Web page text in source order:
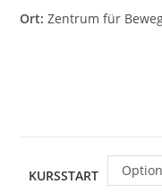
Ort: Zentrum für
KURSSTART